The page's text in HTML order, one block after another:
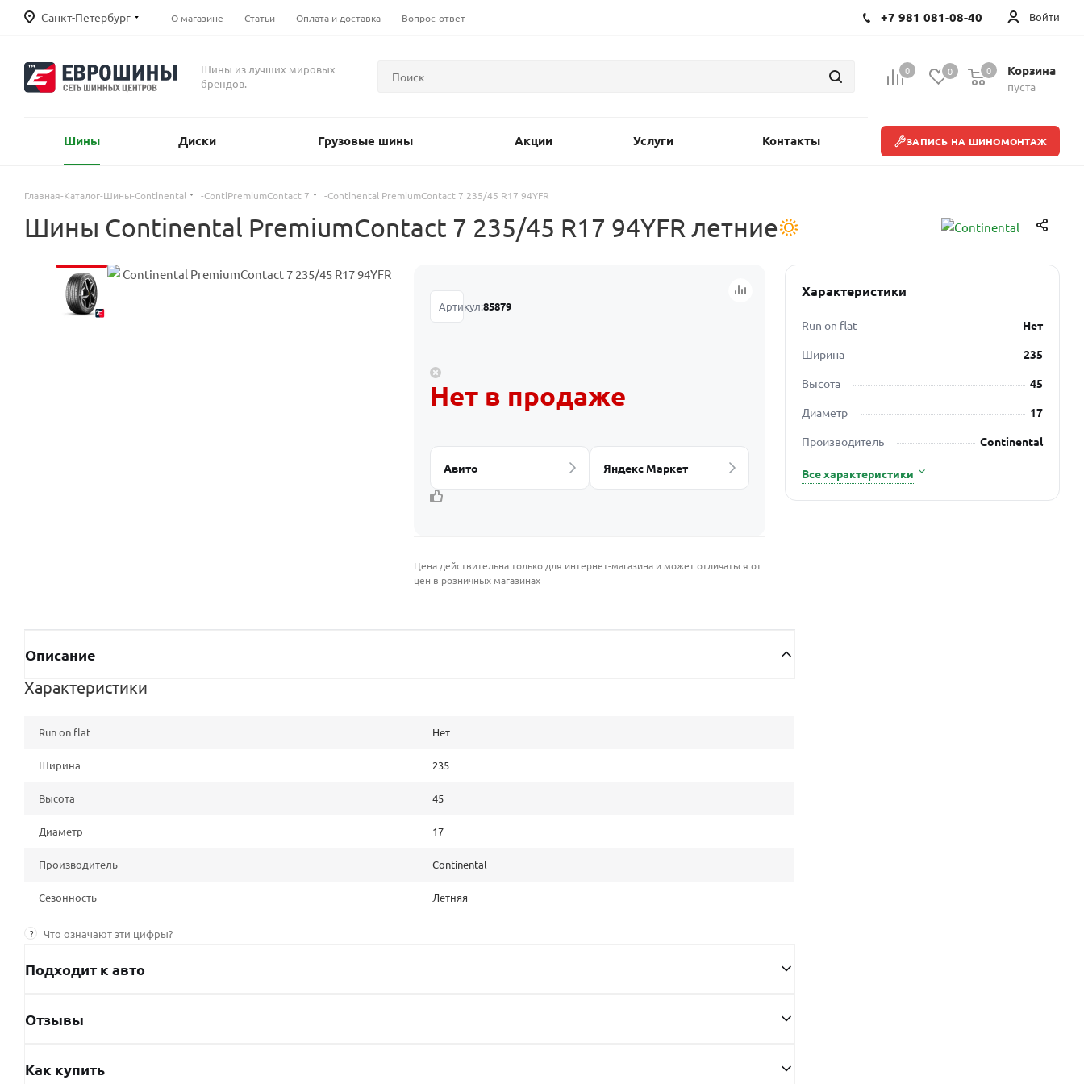
Санкт-Петербург О магазине Статьи Оплата и доставка Вопрос-ответ Войти
+7 981 081-08-40
Шины из лучших мировых
брендов.
0 0 Корзина
пуста
0
Шины Диски Грузовые шины Акции Услуги Контакты ЗАПИСЬ НА ШИНОМОНТАЖ
Главная-Каталог-Шины-Continental -ContiPremiumContact 7 -Continental PremiumContact 7 235/45 R17 94YFR
Шины Continental PremiumContact 7 235/45 R17 94YFR летние
Артикул:85879
Нет в продаже
Авито Яндекс Маркет
Цена действительна только для интернет-магазина и может отличаться от
цен в розничных магазинах
Характеристики
Run on flat
Нет
Ширина
235
Высота
45
Диаметр
17
Производитель
Continental
Все характеристики
Описание
Характеристики
Run on flat Нет
Ширина 235
Высота 45
Диаметр 17
Производитель Continental
Сезонность Летняя
? Что означают эти цифры?
Подходит к авто
Отзывы
Как купить